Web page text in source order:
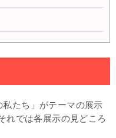
私たち」がテーマの展示
れでは各展示の見どころ